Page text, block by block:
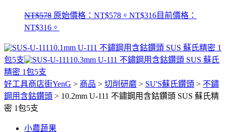
NT$578 原始價格：NT$578。 NT$316目前價格：
NT$316。
10.1mm U-111 不鏽鋼用含鈷鑽頭 SUS 蘇氏精密 1
包5支
10.3mm U-111 不鏽鋼用含鈷鑽頭 SUS 蘇氏
精密 1包5支
好工具商店街YenG > 商品 > 切削研磨 > SU'S蘇氏鑽頭 > 不鏽
鋼用含鈷鑽頭 > 10.2mm U-111 不鏽鋼用含鈷鑽頭 SUS 蘇氏精
密 1包5支
小農蔬果